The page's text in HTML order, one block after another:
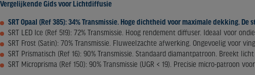
Vergelijkende Gids voor Lichtdiffusie
SRT Opaal (Ref 385): 34% Transmissie. Hoge dichtheid voor maximale dekking.
SRT LED Ice (Ref 519): 72% Transmissie. Hoog rendement diffuser. Ideaal voor
SRT Frost (Satin): 70% Transmissie. Fluweelzachte afwerking. Ongevoelig voor
SRT Prismatisch (Ref 16): 90% Transmissie. Standaard diamantpatroon. Breekt
SRT Microprisma (Ref 150): 90% Transmissie (UGR < 19). Precisie micro-patroon